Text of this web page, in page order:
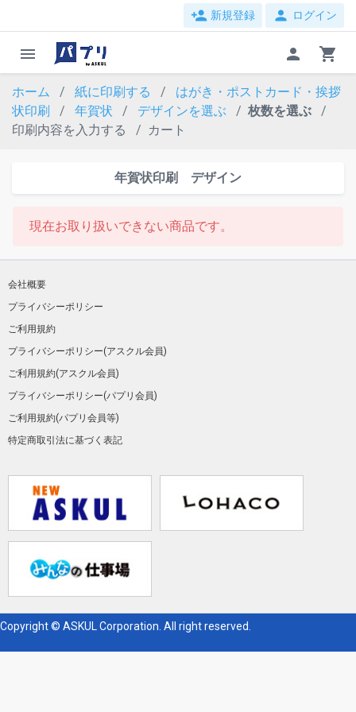
person_add 新規登録 person ログイン
menu person shopping_cart
ホーム 紙に印刷する
はがき・ポストカード・挨拶
状印刷
年賀状 デザインを選ぶ
枚数を選ぶ
印刷内容を入力する
カート
年賀状印刷 デザイン
現在お取り扱いできない商品です。
会社概要
プライバシーポリシー
ご利用規約
プライバシーポリシー(アスクル会員)
ご利用規約(アスクル会員)
プライバシーポリシー(パプリ会員)
ご利用規約(パプリ会員等)
特定商取引法に基づく表記
Copyright © ASKUL Corporation. All right reserved.